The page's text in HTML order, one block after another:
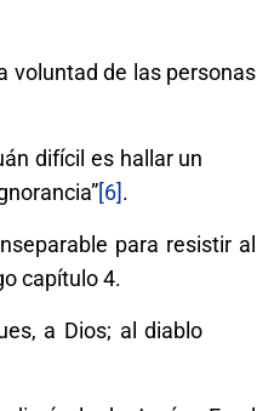
voluntad de las personas
difícil es hallar un
[6].
para resistir al
capítulo 4.
a Dios; al diablo